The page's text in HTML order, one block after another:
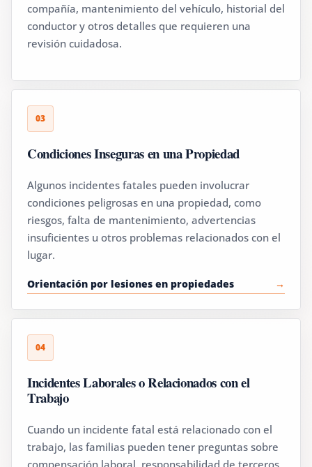
compañía, mantenimiento del vehículo, historial del
conductor y otros detalles que requieren una
revisión cuidadosa.
03
Condiciones Inseguras en una Propiedad
Algunos incidentes fatales pueden involucrar
condiciones peligrosas en una propiedad, como
riesgos, falta de mantenimiento, advertencias
insuficientes u otros problemas relacionados con el
lugar.
Orientación por lesiones en propiedades
04
Incidentes Laborales o Relacionados con el
Trabajo
Cuando un incidente fatal está relacionado con el
trabajo, las familias pueden tener preguntas sobre
compensación laboral, responsabilidad de terceros